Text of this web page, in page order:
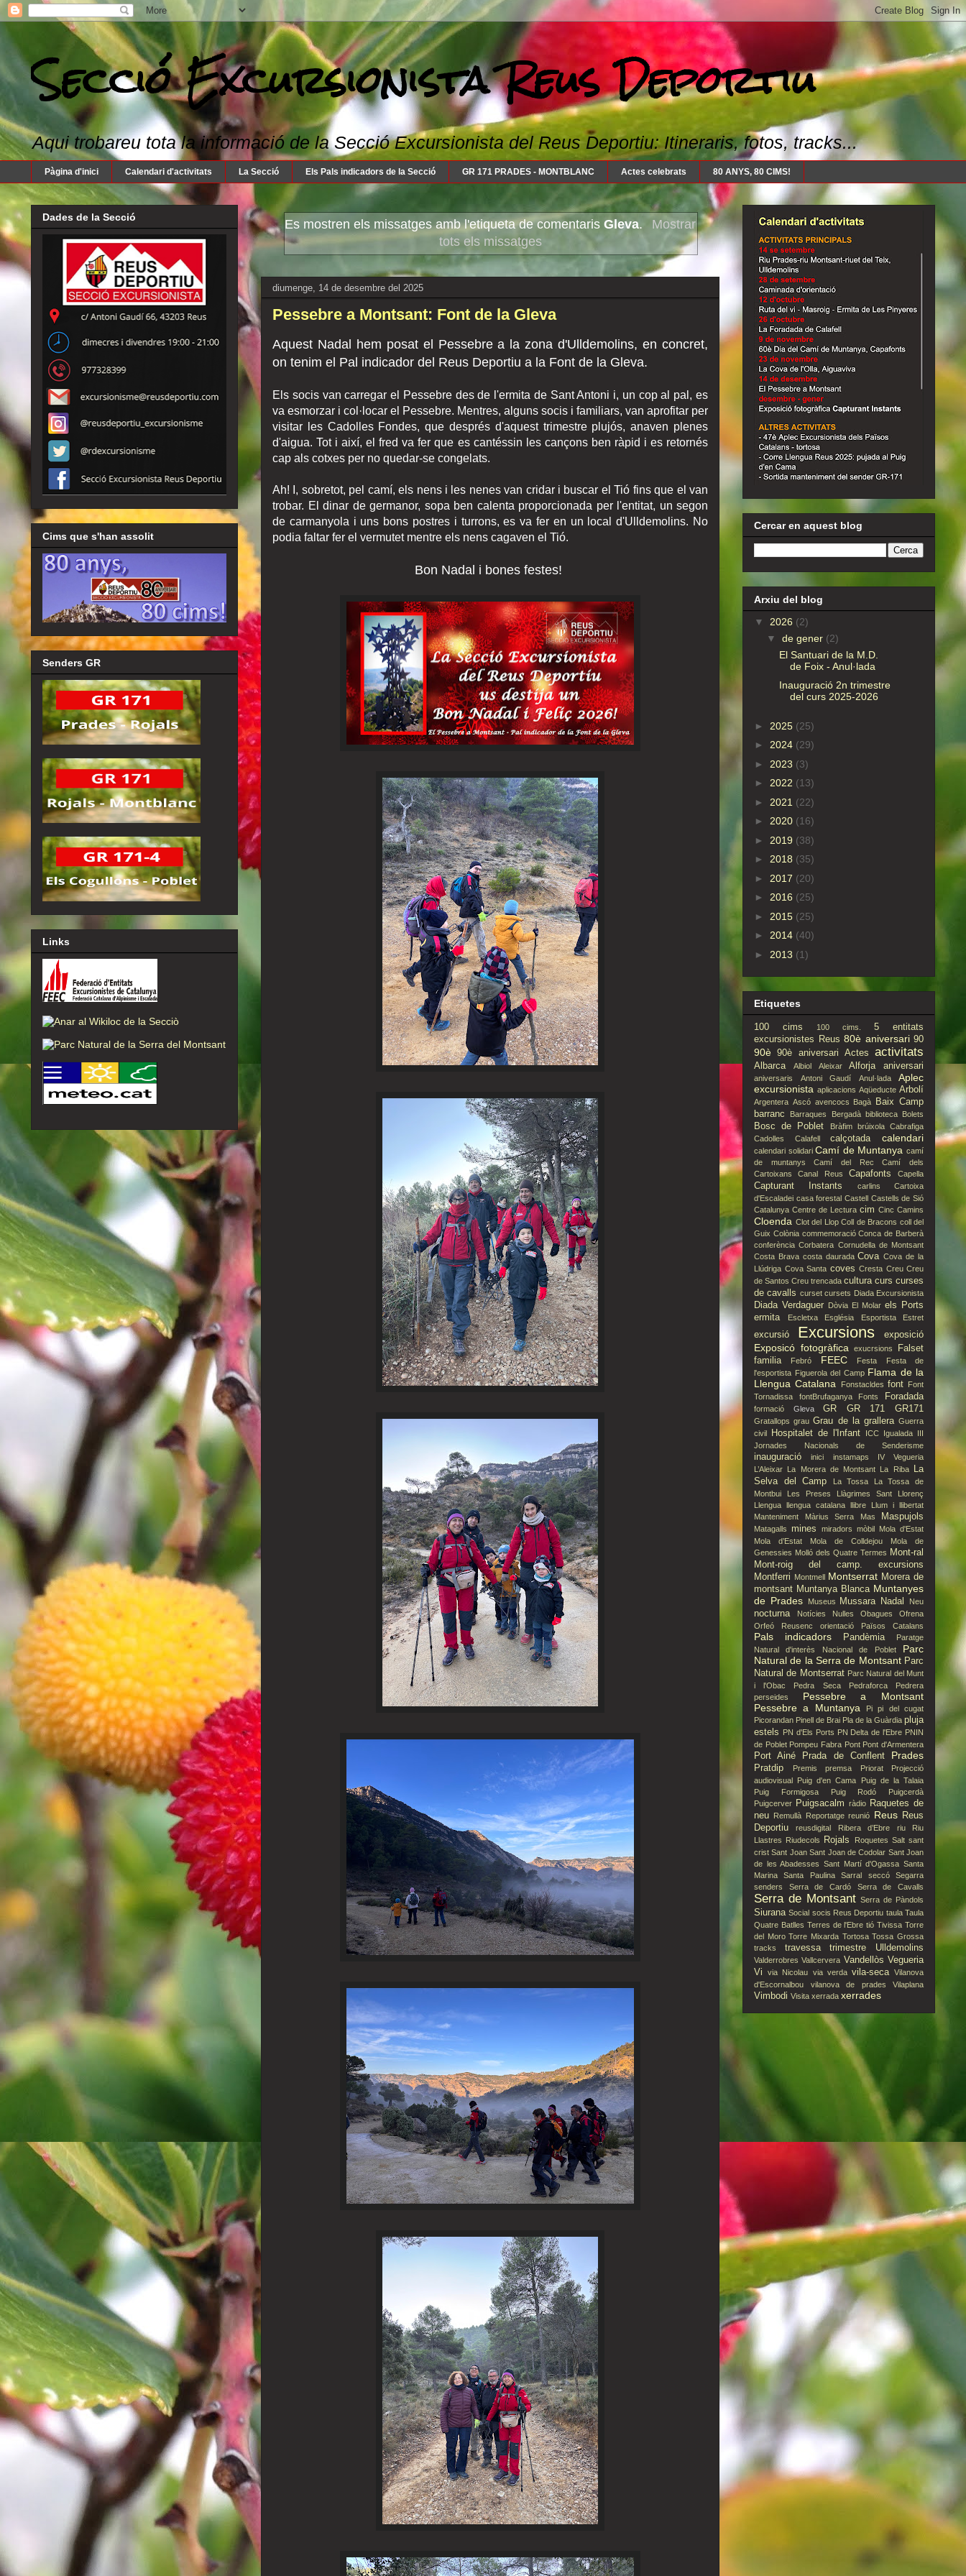
Secció Excursionista Reus Deportiu
Aqui trobareu tota la informació de la Secció Excursionista del Reus Deportiu: Itineraris, fotos, tracks...
Pàgina d'inici Calendari d'activitats La Secció Els Pals indicadors de la Secció GR 171 PRADES - MONTBLANC Actes celebrats 80 ANYS, 80 CIMS!
Es mostren els missatges amb l'etiqueta de comentarisGleva.
Mostrar
tots els missatges
diumenge, 14 de desembre del 2025
Pessebre a Montsant: Font de la Gleva
Aquest Nadal hem posat el Pessebre a la zona d'Ulldemolins, en concret,
on tenim el Pal indicador del Reus Deportiu a la Font de la Gleva.
Els socis van carregar el Pessebre des de l'ermita de Sant Antoni i, un cop al pal, es
va esmorzar i col·locar el Pessebre. Mentres, alguns socis i familiars, van aprofitar per
visitar les Cadolles Fondes, que després d'aquest trimestre plujós, anaven plenes
d'aigua. Tot i així, el fred va fer que es cantéssin les cançons ben ràpid i es retornés
cap als cotxes per no quedar-se congelats.
Ah! I, sobretot, pel camí, els nens i les nenes van cridar i buscar el Tió fins que el van
trobar. El dinar de germanor, sopa ben calenta proporcionada per l'entitat, un segon
de carmanyola i uns bons postres i turrons, es va fer en un local d'Ulldemolins. No
podia faltar fer el vermutet mentre els nens cagaven el Tió.
Bon Nadal i bones festes!
Dades de la Secció
Cims que s'han assolit
Senders GR
Links
Cercar en aquest blog
Arxiu del blog
▼ 2026 (2)
▼ de gener (2)
El Santuari de la M.D.
de Foix - Anul·lada
Inauguració 2n trimestre
del curs 2025-2026
► 2025 (25)
► 2024 (29)
► 2023 (3)
► 2022 (13)
► 2021 (22)
► 2020 (16)
► 2019 (38)
► 2018 (35)
► 2017 (20)
► 2016 (25)
► 2015 (25)
► 2014 (40)
► 2013 (1)
Etiquetes
100 cims 100 cims.
5 entitats
excursionistes Reus 80è aniversari 90
90è 90è aniversari Actes activitats
Albarca Albiol Aleixar Alforja aniversari
aniversaris Antoni Gaudí Anul·lada
Aplec
excursionista aplicacions Aqüeducte Arbolí
Argentera Ascó avencocs Bagà
Baix Camp
barranc
Barraques Bergadà biblioteca Bolets
Bosc de Poblet Bràfim brúixola
Cabrafiga
Cadolles
Calafell calçotada calendari
calendari solidari Camí de Muntanya camí
de muntanys
Camí del Rec
Camí dels
Cartoixans
Canal Reus Capafonts Capella
Capturant Instants carlins
Cartoixa
d'Escaladei casa forestal Castell Castells de Sió
Catalunya Centre de Lectura cim Cinc Camins
Cloenda Clot del Llop Coll de Bracons coll del
Guix Colònia commemoració Conca de Barberà
conferència Corbatera Cornudella de Montsant
Costa Brava costa daurada Cova Cova de la
Llúdriga Cova Santa coves Cresta Creu Creu
de Santos Creu trencada cultura curs curses
de cavalls curset cursets Diada Excursionista
Diada Verdaguer Dòvia El Molar els Ports
ermita
Escletxa Església Esportista Estret
excursió Excursions exposició
Exposicó fotogràfica exucrsions
Falset
familia
Febró FEEC Festa
Festa de
l'esportista Figuerola del Camp Flama de la
Llengua Catalana
Fonstacldes font
Font
Tornadissa
fontBrufaganya Fonts Foradada
formació Gleva GR GR 171 GR171
Gratallops grau Grau de la grallera Guerra
civil
Hospitalet de l'Infant ICC Igualada III
Jornades Nacionals de Senderisme
inauguració inici instamaps
IV Vegueria
L’Aleixar La Morera de Montsant La Riba
La
Selva del Camp
La Tossa
La Tossa de
Montbui
Les Preses
Llàgrimes Sant Llorenç
Llengua llengua catalana llibre
Llum i llibertat
Manteniment
Màrius Serra Mas Maspujols
Matagalls mines miradors mòbil Mola d'Estat
Mola d’Estat
Mola de Colldejou
Mola de
Genessies Molló dels Quatre Termes Mont-ral
Mont-roig del camp. excursions
Montferri Montmell Montserrat Morera de
montsant Muntanya Blanca Muntanyes
de Prades
Museus Mussara Nadal Neu
nocturna Notícies Nulles Obagues
Ofrena
Orfeó Reusenc
orientació Països Catalans
Pals indicadors Pandèmia
Paratge
Natural d'interès Nacional de Poblet
Parc
Natural de la Serra de Montsant Parc
Natural de Montserrat Parc Natural del Munt
i l'Obac
Pedra Seca Pedraforca
Pedrera
perseides
Pessebre a Montsant
Pessebre a Muntanya
Pi
pi del cugat
Picorandan Pinell de Brai Pla de la Guàrdia pluja
estels PN d'Els Ports PN Delta de l'Ebre PNIN
de Poblet Pompeu Fabra Pont Pont d'Armentera
Port Ainé Prada de Conflent Prades
Pratdip Premis premsa Priorat
Projecció
audiovisual Puig d'en Cama
Puig de la Talaia
Puig Formigosa
Puig Rodó
Puigcerdà
Puigcerver Puigsacalm ràdio Raquetes de
neu Remullà Reportatge reunió Reus Reus
Deportiu
reusdigital Ribera d’Ebre riu
Riu
Llastres Riudecols Rojals Roquetes Salt sant
crist Sant Joan Sant Joan de Codolar Sant Joan
de les Abadesses Sant Martí d'Ogassa Santa
Marina
Santa Paulina Sarral seccó
Segarra
senders
Serra de Cardó Serra de Cavalls
Serra de Montsant Serra de Pàndols
Siurana Social socis Reus Deportiu taula Taula
Quatre Batlles Terres de l'Ebre tió Tivissa Torre
del Moro Torre Mixarda Tortosa Tossa Grossa
tracks
travessa trimestre Ulldemolins
Valderrobres Vallcervera Vandellòs Vegueria
Vi
via Nicolau via verda vila-seca Vilanova
d'Escornalbou
vilanova de prades Vilaplana
Vimbodi Visita xerrada xerrades